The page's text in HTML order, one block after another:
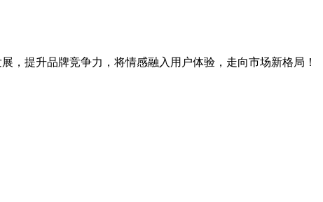
，提升品牌竞争力，将情感融入用户体验，走向市场新格局！